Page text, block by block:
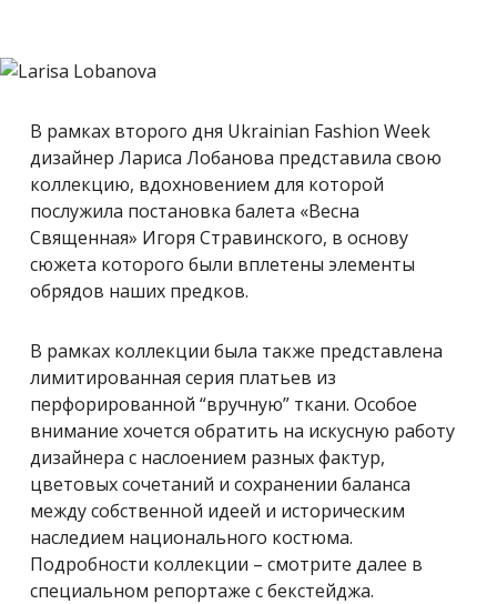
В рамках второго дня Ukrainian Fashion Week
дизайнер Лариса Лобанова представила свою
коллекцию, вдохновением для которой
послужила постановка балета «Весна
Священная» Игоря Стравинского, в основу
сюжета которого были вплетены элементы
обрядов наших предков.
В рамках коллекции была также представлена
лимитированная серия платьев из
перфорированной “вручную” ткани. Особое
внимание хочется обратить на искусную работу
дизайнера с наслоением разных фактур,
цветовых сочетаний и сохранении баланса
между собственной идеей и историческим
наследием национального костюма.
Подробности коллекции – смотрите далее в
специальном репортаже с бекстейджа.